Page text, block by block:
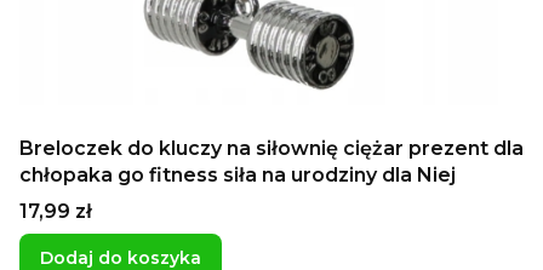
Breloczek do kluczy na siłownię ciężar prezent dla
chłopaka go fitness siła na urodziny dla Niej
Cena
17,99 zł
Dodaj do koszyka